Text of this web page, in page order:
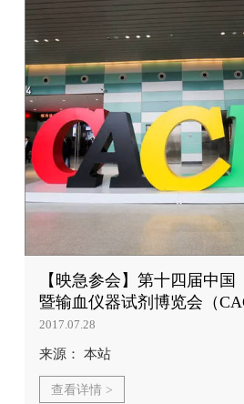
【映急参会】第十四届中
暨输血仪器试剂博览会（
2017.07.28
来源： 本站
查看详情 >